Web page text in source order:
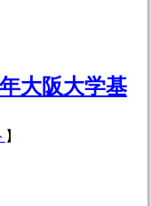
大阪大学基
】